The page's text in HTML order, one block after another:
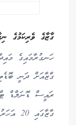
ގާޒާގެ ވެރިކަމުގެ
ހަނގުރާމައިގެ
ގާޒާއަށް ދަނީ
ރައީސް ޑޮނަލްޑް